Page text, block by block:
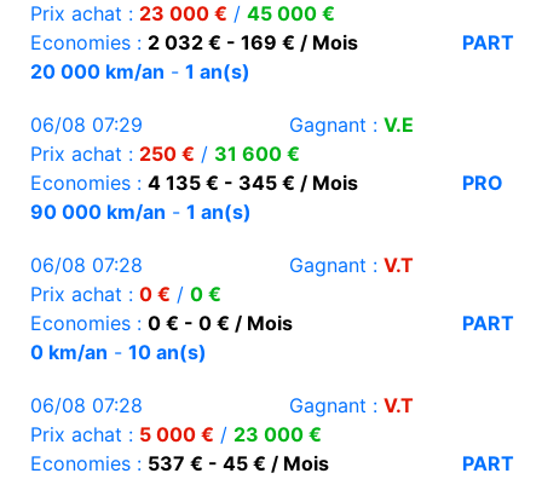
Prix achat : 23 000 € / 45 000 €
Economies : 2 032 € - 169 € / Mois
PART
20 000 km/an - 1 an(s)
06/08 07:29 Gagnant : V.E
Prix achat : 250 € / 31 600 €
Economies : 4 135 € - 345 € / Mois
PRO
90 000 km/an - 1 an(s)
06/08 07:28 Gagnant : V.T
Prix achat : 0 € / 0 €
Economies : 0 € - 0 € / Mois
PART
0 km/an - 10 an(s)
06/08 07:28 Gagnant : V.T
Prix achat : 5 000 € / 23 000 €
Economies : 537 € - 45 € / Mois
PART